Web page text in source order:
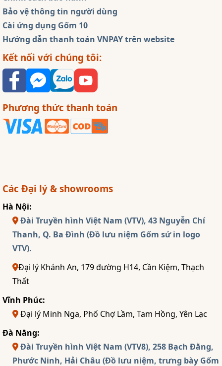
Bảo vệ thông tin người dùng
Cài ứng dụng Gốm 10
Hướng dẫn thanh toán VNPAY trên website
Kết nối với chúng tôi:
Phương thức thanh toán
Các Đại lý & showrooms
Hà Nội:
Đài Truyền hình Việt Nam (VTV), 43 Nguyễn Chí
Thanh, Q. Ba Đình (Đồ lưu niệm Gốm sứ in logo
VTV).
Đại lý Khánh An, 179 đường H14, Cần Kiệm, Thạch
Thất
Vĩnh Phúc:
Đại lý Minh Nga, Phố Chợ Lầm, Tam Hồng, Yên Lạc
Đà Nẵng:
Đài Truyền hình Việt Nam (VTV8), 258 Bạch Đằng,
Phước Ninh, Hải Châu (Đồ lưu niệm, trưng bày Gốm